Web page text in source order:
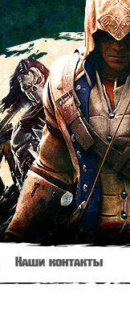
Наши контакты